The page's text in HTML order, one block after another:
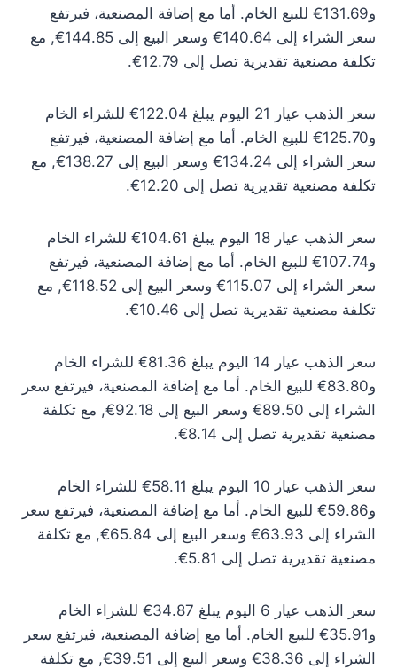
و131.69€ للبيع الخام. أما مع إضافة المصنعية، فيرتفع
سعر الشراء إلى 140.64€ وسعر البيع إلى 144.85€, مع
تكلفة مصنعية تقديرية تصل إلى 12.79€.
سعر الذهب عيار 21 اليوم يبلغ 122.04€ للشراء الخام
و125.70€ للبيع الخام. أما مع إضافة المصنعية، فيرتفع
سعر الشراء إلى 134.24€ وسعر البيع إلى 138.27€, مع
تكلفة مصنعية تقديرية تصل إلى 12.20€.
سعر الذهب عيار 18 اليوم يبلغ 104.61€ للشراء الخام
و107.74€ للبيع الخام. أما مع إضافة المصنعية، فيرتفع
سعر الشراء إلى 115.07€ وسعر البيع إلى 118.52€, مع
تكلفة مصنعية تقديرية تصل إلى 10.46€.
سعر الذهب عيار 14 اليوم يبلغ 81.36€ للشراء الخام
و83.80€ للبيع الخام. أما مع إضافة المصنعية، فيرتفع سعر
الشراء إلى 89.50€ وسعر البيع إلى 92.18€, مع تكلفة
مصنعية تقديرية تصل إلى 8.14€.
سعر الذهب عيار 10 اليوم يبلغ 58.11€ للشراء الخام
و59.86€ للبيع الخام. أما مع إضافة المصنعية، فيرتفع سعر
الشراء إلى 63.93€ وسعر البيع إلى 65.84€, مع تكلفة
مصنعية تقديرية تصل إلى 5.81€.
سعر الذهب عيار 6 اليوم يبلغ 34.87€ للشراء الخام
و35.91€ للبيع الخام. أما مع إضافة المصنعية، فيرتفع سعر
الشراء إلى 38.36€ وسعر البيع إلى 39.51€, مع تكلفة